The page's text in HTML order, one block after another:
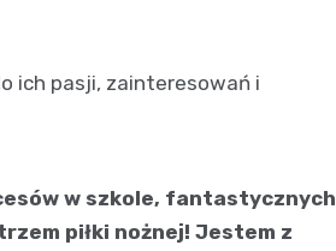
ich pasji, zainteresowań i
w szkole, fantastycznych
piłki nożnej! Jestem z